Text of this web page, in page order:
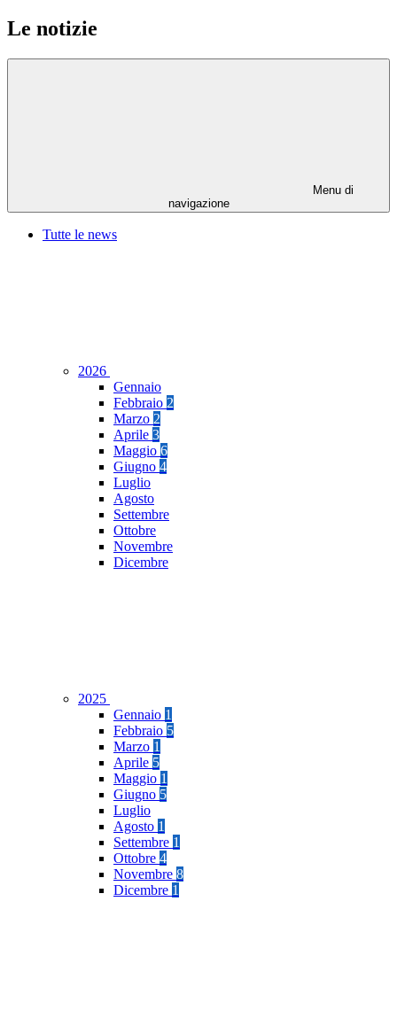
Le notizie
Menu di
navigazione
Tutte le news
2026
Gennaio
Febbraio 2
Marzo 2
Aprile 3
Maggio 6
Giugno 4
Luglio
Agosto
Settembre
Ottobre
Novembre
Dicembre
2025
Gennaio 1
Febbraio 5
Marzo 1
Aprile 5
Maggio 1
Giugno 5
Luglio
Agosto 1
Settembre 1
Ottobre 4
Novembre 8
Dicembre 1